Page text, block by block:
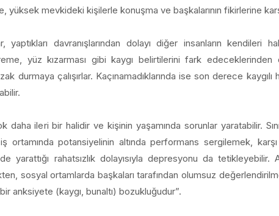
mevkideki kişilerle konuşma ve başkalarının fikirlerine
davranışlarından dolayı diğer insanların kendileri
yüz kızarması gibi kaygı belirtilerini fark
durmaya çalışırlar. Kaçınamadıklarında ise son derece
daha ileri bir halidir ve kişinin yaşamında sorunlar yaratabilir.
ortamında potansiyelinin altında performans sergilemek,
yarattığı rahatsızlık dolayısıyla depresyonu da
sosyal ortamlarda başkaları tarafından olumsuz
anksiyete (kaygı, bunaltı) bozukluğudur”.